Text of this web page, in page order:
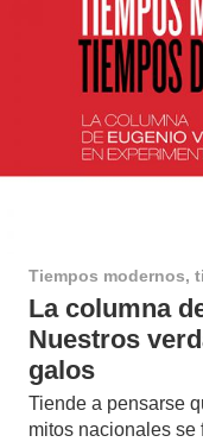
Tiempos modernos,
La columna
Nuestros
galos
Tiende a pensarse
mitos nacionales